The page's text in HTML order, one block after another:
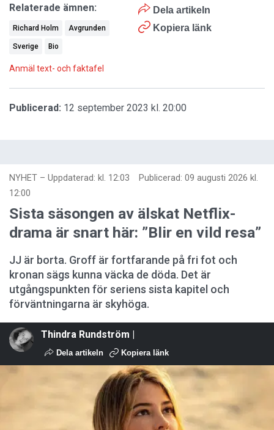
Dela artikeln
Kopiera länk
Relaterade ämnen:
Richard Holm Avgrunden
Sverige Bio
Anmäl text- och faktafel
Publicerad: 12 september 2023 kl. 20:00
NYHET – Uppdaterad: kl. 12:03 Publicerad: 09 augusti 2026 kl.
12:00
Sista säsongen av älskat Netflix-
drama är snart här: ”Blir en vild resa”
JJ är borta. Groff är fortfarande på fri fot och
kronan sägs kunna väcka de döda. Det är
utgångspunkten för seriens sista kapitel och
förväntningarna är skyhöga.
Thindra Rundström |
Dela artikeln Kopiera länk